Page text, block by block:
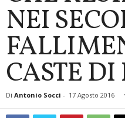
NEI
CASTE DI
Di Antonio Socci - 17 Agosto 2016